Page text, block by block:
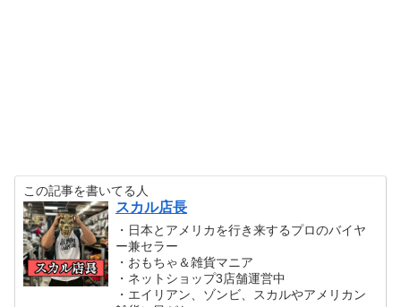
この記事を書いてる人
スカル店長
・日本とアメリカを行き来するプロのバイヤ
ー兼セラー
・おもちゃ＆雑貨マニア
・ネットショップ3店舗運営中
・エイリアン、ゾンビ、スカルやアメリカン